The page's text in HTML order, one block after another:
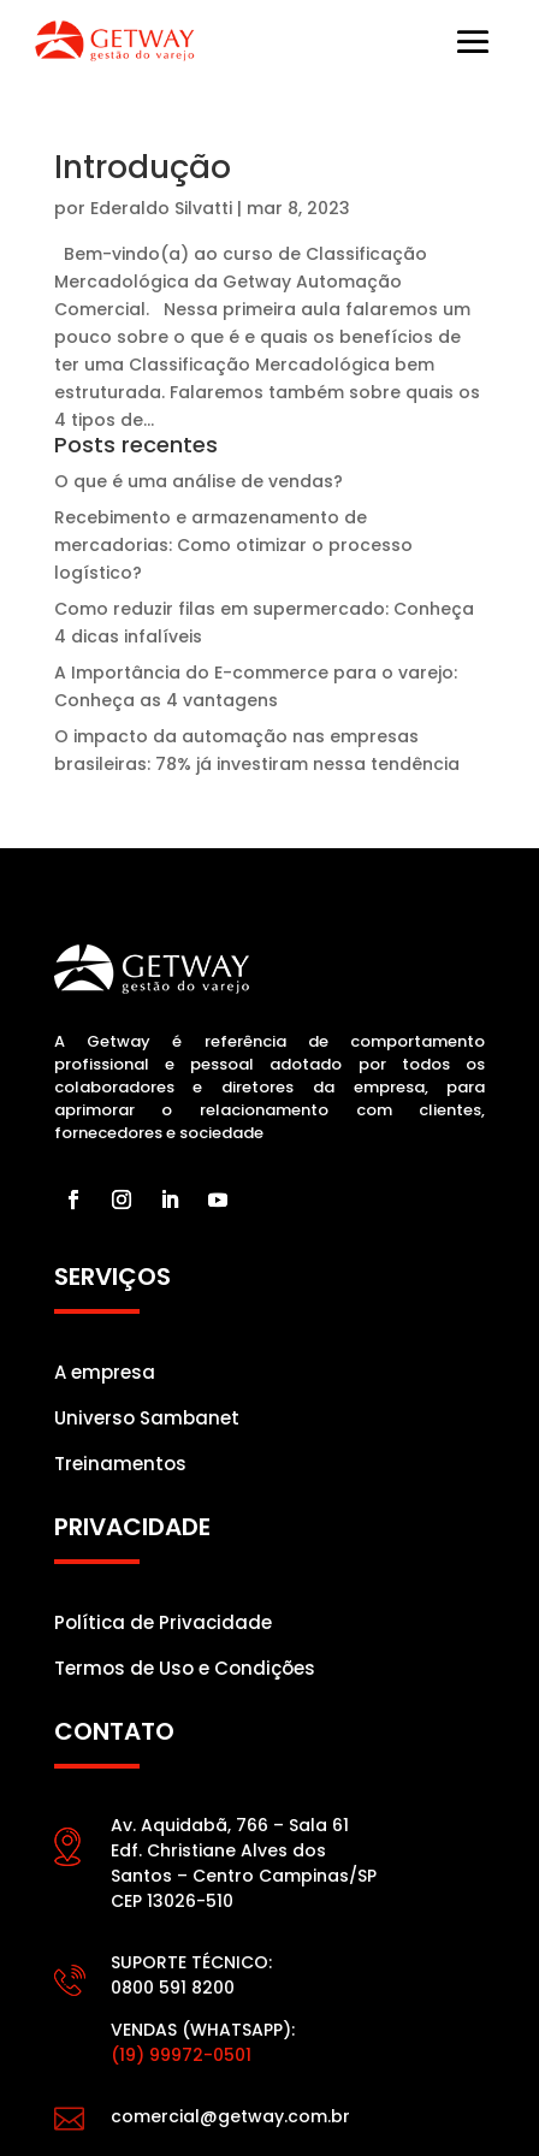
Introdução
por Ederaldo Silvatti| mar 8, 2023
Bem-vindo(a) ao curso de Classificação
Mercadológica da Getway Automação
Comercial. Nessa primeira aula falaremos um
pouco sobre o que é e quais os benefícios de
ter uma Classificação Mercadológica bem
estruturada. Falaremos também sobre quais os
4 tipos de...
Posts recentes
O que é uma análise de vendas?
Recebimento e armazenamento de
mercadorias: Como otimizar o processo
logístico?
Como reduzir filas em supermercado: Conheça
4 dicas infalíveis
A Importância do E-commerce para o varejo:
Conheça as 4 vantagens
O impacto da automação nas empresas
brasileiras: 78% já investiram nessa tendência
A Getway é referência de comportamento
profissional e pessoal adotado por todos os
colaboradores e diretores da empresa, para
aprimorar o relacionamento com clientes,
fornecedores e sociedade
SERVIÇOS
A empresa
Universo Sambanet
Treinamentos
PRIVACIDADE
Política de Privacidade
Termos de Uso e Condições
CONTATO
Av. Aquidabã, 766 – Sala 61
Edf. Christiane Alves dos
Santos – Centro Campinas/SP
CEP 13026-510
SUPORTE TÉCNICO:
0800 591 8200
VENDAS (WHATSAPP):
(19) 99972-0501
 comercial@getway.com.br